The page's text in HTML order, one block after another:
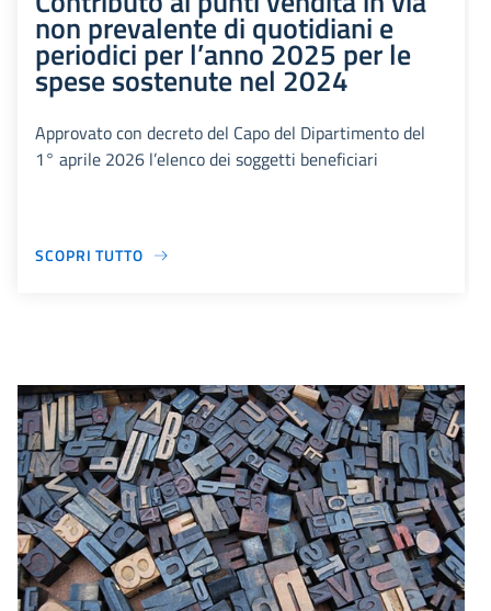
non prevalente di quotidiani e
periodici per l’anno 2025 per le
spese sostenute nel 2024
Approvato con decreto del Capo del Dipartimento del
1° aprile 2026 l’elenco dei soggetti beneficiari
SCOPRI TUTTO